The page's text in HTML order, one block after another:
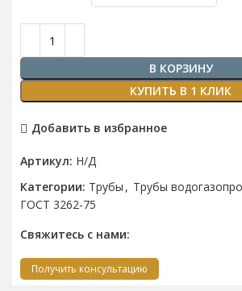
В КОРЗИНУ
КУПИТЬ В 1 КЛИК
Добавить в избранное
Артикул: Н/Д
Категории: Трубы , Трубы
ГОСТ 3262-75
Свяжитесь с нами:
Получить консультацию